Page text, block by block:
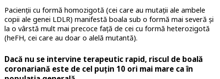
Pacienții cu formă homozigotă (cei care au mutații ale ambele
copii ale genei LDLR) manifestă boala sub o formă mai severă și
la o vârstă mult mai precoce față de cei cu formă heterozigotă
(heFH, cei care au doar o alelă mutantă).
Dacă nu se intervine terapeutic rapid, riscul de boală
coronariană este de cel puțin 10 ori mai mare ca în